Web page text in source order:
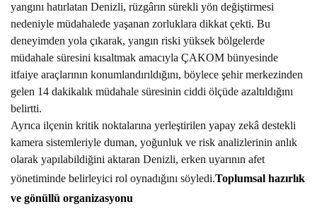
yangını hatırlatan Denizli, rüzgârın sürekli yön değiştirmesi
nedeniyle müdahalede yaşanan zorluklara dikkat çekti. Bu
deneyimden yola çıkarak, yangın riski yüksek bölgelerde
müdahale süresini kısaltmak amacıyla ÇAKOM bünyesinde
itfaiye araçlarının konumlandırıldığını, böylece şehir merkezinden
gelen 14 dakikalık müdahale süresinin ciddi ölçüde azaltıldığını
belirtti.
Ayrıca ilçenin kritik noktalarına yerleştirilen yapay zekâ destekli
kamera sistemleriyle duman, yoğunluk ve risk analizlerinin anlık
olarak yapılabildiğini aktaran Denizli, erken uyarının afet
yönetiminde belirleyici rol oynadığını söyledi.Toplumsal hazırlık
ve gönüllü organizasyonu